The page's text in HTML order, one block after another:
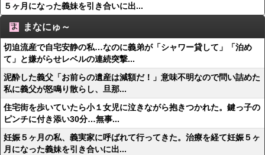
５ヶ月になった義妹を引き合いに出...
まなにゅ～
切迫流産で自宅安静の私…なのに義弟が「シャワー貸して」「泊め
て」と嫌がらせレベルの連続突撃...
泥酔した義父「お前らの遺産は減額だ！」意味不明なので問い詰めた
私に義父が怒鳴り散らし、旦那...
住宅街を歩いていたら小１女児に泣きながら抱きつかれた。鍵っ子の
ピンチに付き添い30分…無事...
妊娠５ヶ月の私、義実家に呼ばれて行ってきた。治療を経て妊娠５ヶ
月になった義妹を引き合いに出...